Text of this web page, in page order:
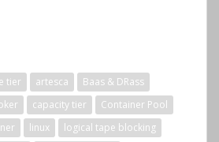
tier artesca
Baas & DRass
capacity tier
Container Pool
linux
logical tape blocking